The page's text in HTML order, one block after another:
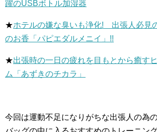
躍のUSBボトル加湿器
★ホテルの嫌な臭いも浄化! 出張人必
のお香「パピエダルメニイ」!!
★出張時の一日の疲れを目もとから癒す
ム「あずきのチカラ」
今回は運動不足になりがちな出張人の為